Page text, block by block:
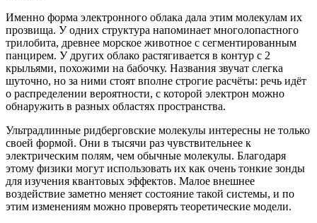
Именно форма электронного облака дала этим молекулам их
прозвища. У одних структура напоминает многолопастного
трилобита, древнее морское животное с сегментированным
панцирем. У других облако растягивается в контур с 2
крыльями, похожими на бабочку. Названия звучат слегка
шуточно, но за ними стоят вполне строгие расчёты: речь идёт
о распределении вероятности, с которой электрон можно
обнаружить в разных областях пространства.
Ультрадлинные ридберговские молекулы интересны не только
своей формой. Они в тысячи раз чувствительнее к
электрическим полям, чем обычные молекулы. Благодаря
этому физики могут использовать их как очень тонкие зонды
для изучения квантовых эффектов. Малое внешнее
воздействие заметно меняет состояние такой системы, и по
этим изменениям можно проверять теоретические модели.